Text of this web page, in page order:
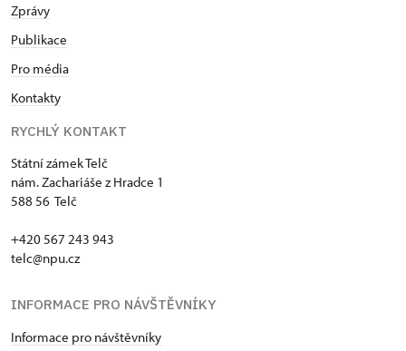
Zprávy
Publikace
Pro média
Kontakty
RYCHLÝ KONTAKT
Státní zámek Telč
nám. Zachariáše z Hradce 1
588 56 Telč
+420 567 243 943
telc@npu.cz
INFORMACE PRO NÁVŠTĚVNÍKY
Informace pro návštěvníky